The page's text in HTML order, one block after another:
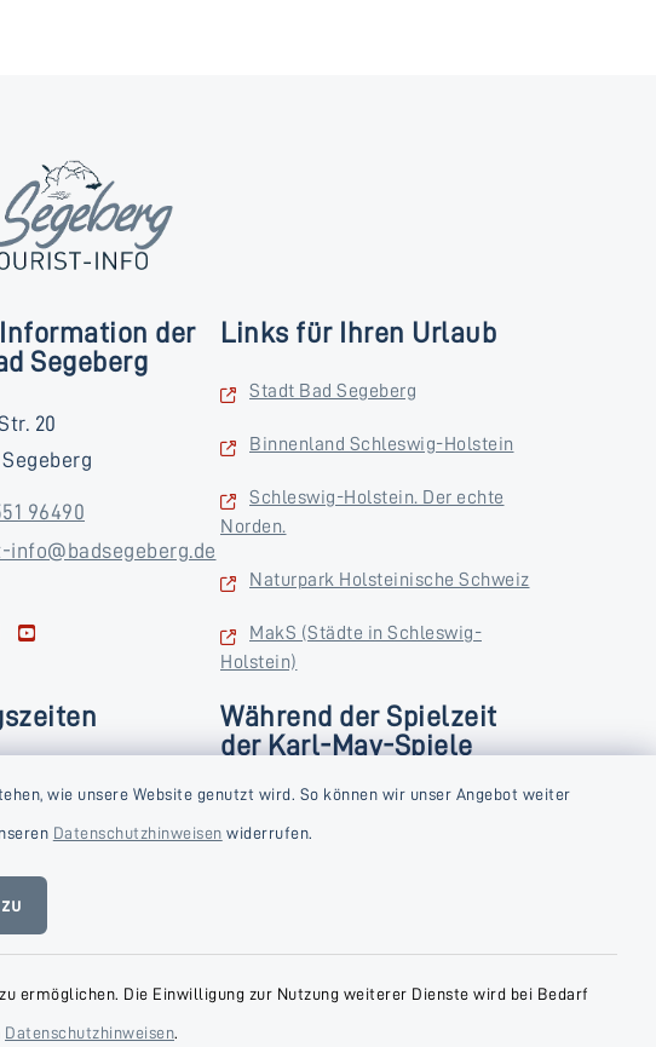
wie unsere Website genutzt wird. So können wir unser Angebot weiter
Datenschutzhinweisen widerrufen.
ermöglichen. Die Einwilligung zur Nutzung weiterer Dienste wird bei Bedarf
Datenschutzhinweisen.
der
Segeberg
20
96490
youtube
Links für Ihren Urlaub
Stadt Bad Segeberg
Binnenland Schleswig-Holstein
Schleswig-Holstein. Der echte
Norden.
Naturpark Holsteinische Schweiz
MakS (Städte in Schleswig-
Holstein)
Während der Spielzeit
der Karl-May-Spiele
Donnerstag und Freitag